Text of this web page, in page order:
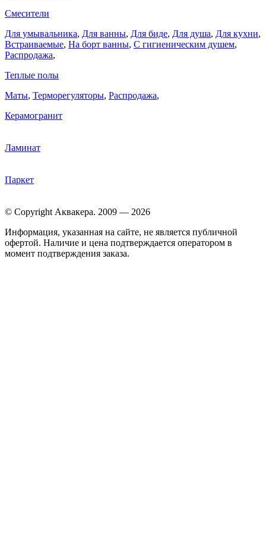
Смесители
Для умывальника, Для ванны, Для биде, Для душа, Для кухни,
Встраиваемые, На борт ванны, C гигиеническим душем,
Распродажа,
Теплые полы
Маты, Терморегуляторы, Распродажа,
Керамогранит
Ламинат
Паркет
© Copyright Аквакера. 2009 — 2026
Информация, указанная на сайте, не является публичной
офертой. Наличие и цена подтверждается оператором в
момент подтверждения заказа.